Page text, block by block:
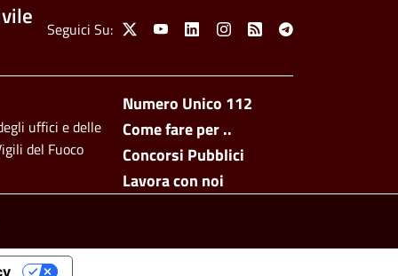
Social Menu
Seguici Su: X YoutubeLinkedinInstagram
Feed Telegram
Footer side
Numero Unico 112
Come fare per ..
Concorsi Pubblici
Lavora con noi
uffici e delle
del Fuoco